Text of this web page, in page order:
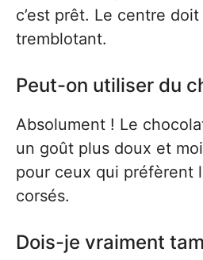
c’est prêt. Le centre
tremblotant.
Peut-on utiliser du
Absolument ! Le
un goût plus doux et
pour ceux qui préfèrent
corsés.
Dois-je vraiment